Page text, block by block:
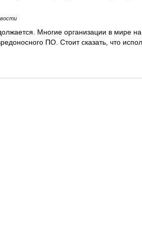
Многие организации в мире
ПО. Стоит сказать, что